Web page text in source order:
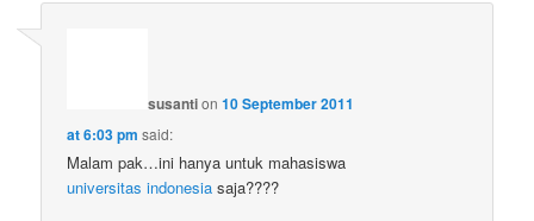
susantion10 September 2011
at 6:03 pm said:
Malam pak…ini hanya untuk mahasiswa
universitas indonesia saja????